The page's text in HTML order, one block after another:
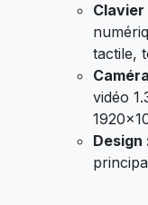
Clavier
tactile,
vidéo
Design